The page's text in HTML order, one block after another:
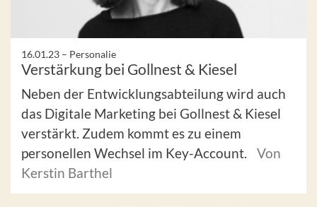
16.01.23 – Personalie
Verstärkung bei Gollnest & Kiesel
Neben der Entwicklungsabteilung wird auch
das Digitale Marketing bei Gollnest & Kiesel
verstärkt. Zudem kommt es zu einem
personellen Wechsel im Key-Account.
Von
Kerstin Barthel